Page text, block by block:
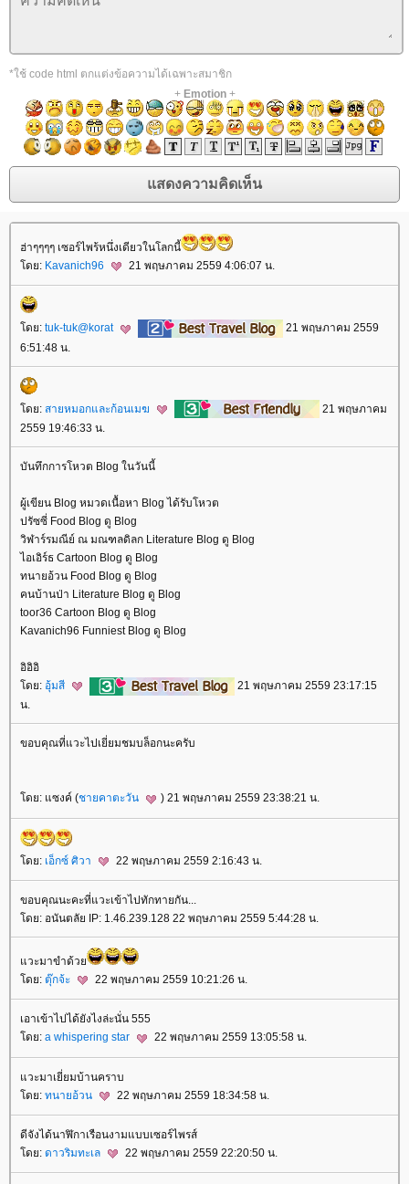
*ใช้ code html ตกแต่งข้อความได้เฉพาะสมาชิก
+ Emotion+
ฮ่าๆๆๆๆ เซอร์ไพร้หนึ่งเดียวในโลกนี้
ดย: Kavanich96 21 พฤษภาคม 2559 4:06:07 น.
ดย: tuk-tuk@korat
21 พฤษภาคม 2559
6:51:48 น.
ดย: สายหมอกและก้อนเมฆ
21 พฤษภาคม
2559 19:46:33 น.
บันทึกการโหวต Blog ในวันนี้
ผู้เขียน Blog หมวดเนื้อหา Blog ได้รับโหวต
ปรัซซี่ Food Blog ดู Blog
วิฬาร์รมณีย์ ณ มณฑลดิลก Literature Blog ดู Blog
ไอเอิร์ธ Cartoon Blog ดู Blog
ทนายอ้วน Food Blog ดู Blog
คนบ้านป่า Literature Blog ดู Blog
toor36 Cartoon Blog ดู Blog
Kavanich96 Funniest Blog ดู Blog
อิอิอิ
ดย: อุ้มสี
21 พฤษภาคม 2559 23:17:15
น.
ขอบคุณที่แวะไปเยี่ยมชมบล็อกนะครับ
ดย: แซงค์ (ชายคาตะวัน ) 21 พฤษภาคม 2559 23:38:21 น.
ดย: เอ็กซ์ ศิวา 22 พฤษภาคม 2559 2:16:43 น.
ขอบคุณนะคะที่แวะเข้าไปทักทายกัน...
ดย: อนันตลัย IP: 1.46.239.128 22 พฤษภาคม 2559 5:44:28 น.
วะมาขำด้ว
ดย: ตุ๊กจ้ะ 22 พฤษภาคม 2559 10:21:26 น.
เอาเข้าไปได้ยังไงล่ะนั่น 555
ดย: a whispering star 22 พฤษภาคม 2559 13:05:58 น.
วะมาเยี่ยมบ้านคราบ
ดย: ทนายอ้วน 22 พฤษภาคม 2559 18:34:58 น.
ดีจังได้นาฬิกาเรือนงามแบบเซอร์ไพรส์
ดย: ดาวริมทะเล 22 พฤษภาคม 2559 22:20:50 น.